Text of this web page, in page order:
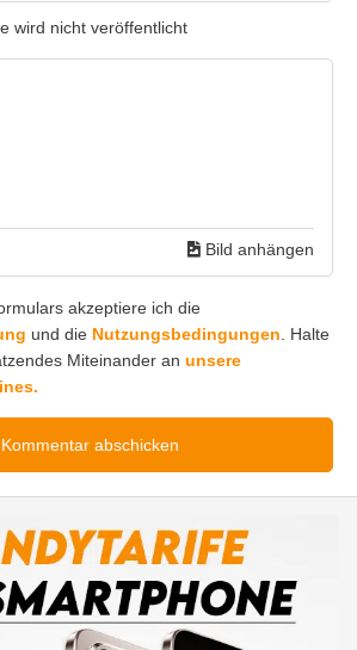
wird nicht veröffentlicht
Bild anhängen
akzeptiere ich die
und die Nutzungsbedingungen . Halte
Miteinander an unsere